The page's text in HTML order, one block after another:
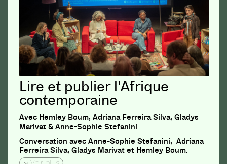
Lire et publier l'Afrique
contemporaine
Avec Hemley Boum, Adriana Ferreira Silva, Gladys
Marivat & Anne-Sophie Stefanini
Conversation avec Anne-Sophie Stefanini, Adriana
Ferreira Silva, Gladys Marivat et Hemley Boum.